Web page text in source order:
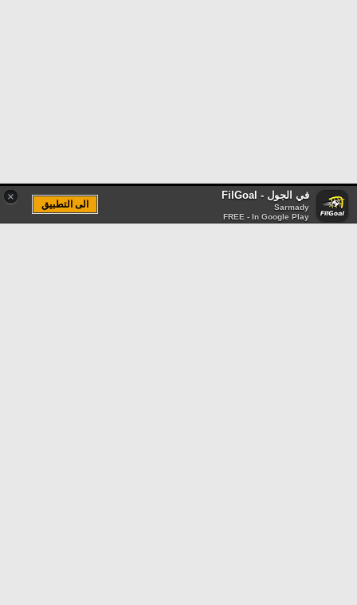
× في الجول - FilGoal
Sarmady
FREE - In Google Play
الى التطبيق